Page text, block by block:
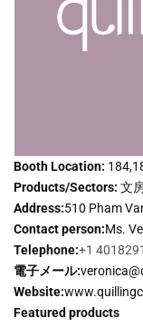
Booth Location:
Products/Sectors: 文
Address:510 Pham
Contact person:Ms.
Telephone:+1
電子メール:
Website:
Featured products